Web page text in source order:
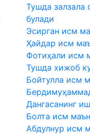
Тушда залзала
булади
Эсирган исм
Ҳайдар исм
Фотиҳали исм
Тушда хижоб
Бойтулла исм
Дангасанинг
Болта исм
Абдулнур исм